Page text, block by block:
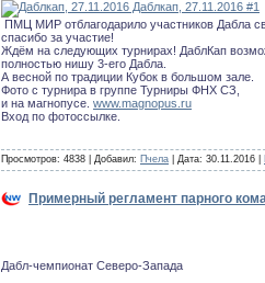
ПМЦ МИР отблагодарило участников Дабла
спасибо за участие!
Ждём на следующих турнирах! ДаблКап
полностью нишу 3-его Дабла.
А весной по традиции Кубок в большом зале.
Фото с турнира в группе Турниры ФНХ СЗ,
и на магнопусе. www.magnopus.ru
Вход по фотоссылке.
Просмотров: 4838 | Добавил: Пчела | Дата: 30.11.2016
Примерный регламент парного
Дабл-чемпионат Северо-Запада